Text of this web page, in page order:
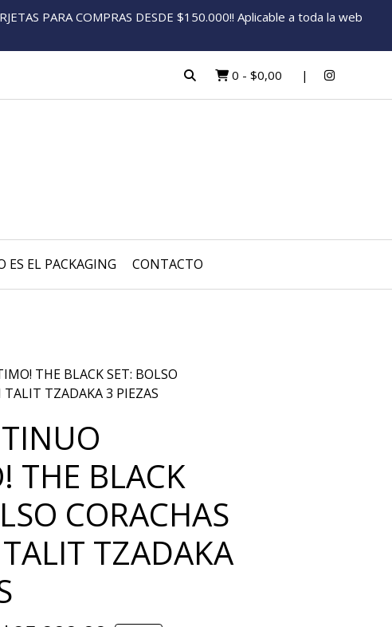
PARA COMPRAS DESDE $150.000!! Aplicable a toda la web
0 - $0,00
ES EL PACKAGING CONTACTO
THE BLACK SET: BOLSO
TALIT TZADAKA 3 PIEZAS
THE BLACK
CORACHAS
TZADAKA